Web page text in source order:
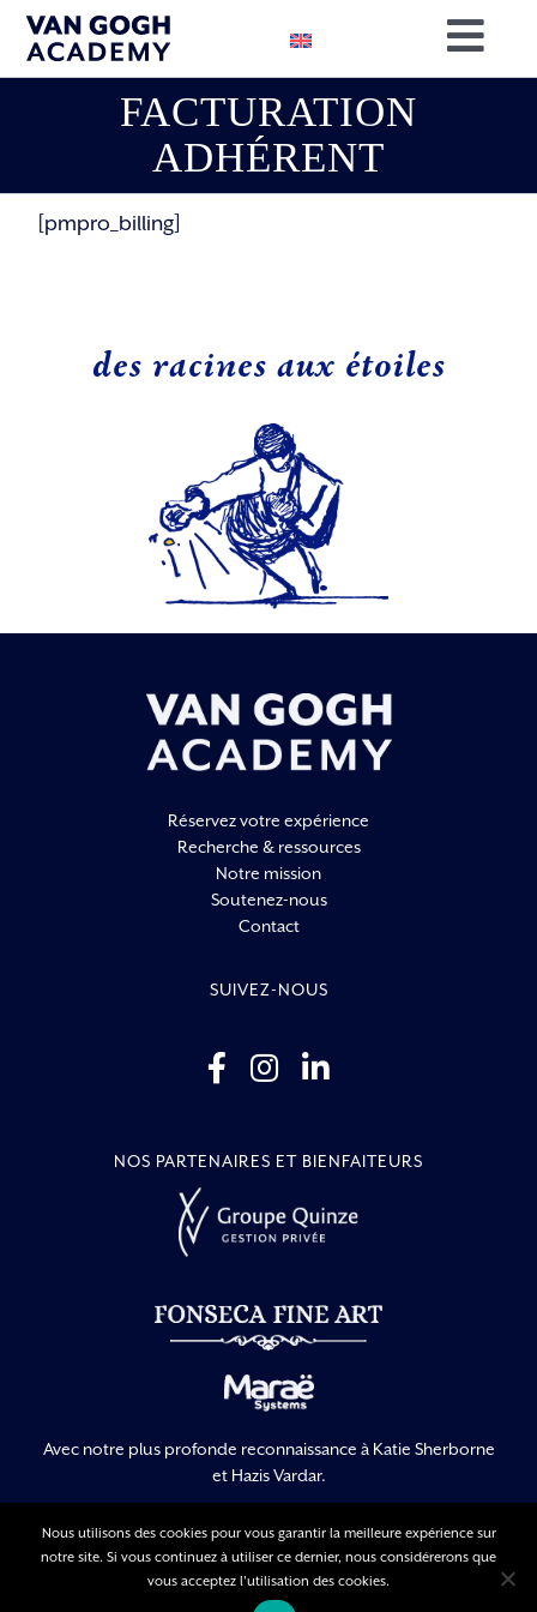
Passer
contenu
FACTURATION
ADHÉRENT
[pmpro_billing]
des racines aux étoiles
Réservez votre expérience
Recherche & ressources
Notre mission
Soutenez-nous
Contact
SUIVEZ-NOUS
NOS PARTENAIRES ET BIENFAITEURS
Avec notre plus profonde reconnaissance à Katie Sherborne
et Hazis Vardar.
Mentions légales
Politique de confidentialité
Conditions générales d’utilisation
Nous utilisons des cookies pour vous garantir la meilleure expérience sur
notre site. Si vous continuez à utiliser ce dernier, nous considérerons que
vous acceptez l'utilisation des cookies.